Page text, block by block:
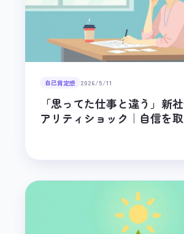
自己肯定感 2026/5/11
「思ってた仕事と違う」新
アリティショック｜自信を